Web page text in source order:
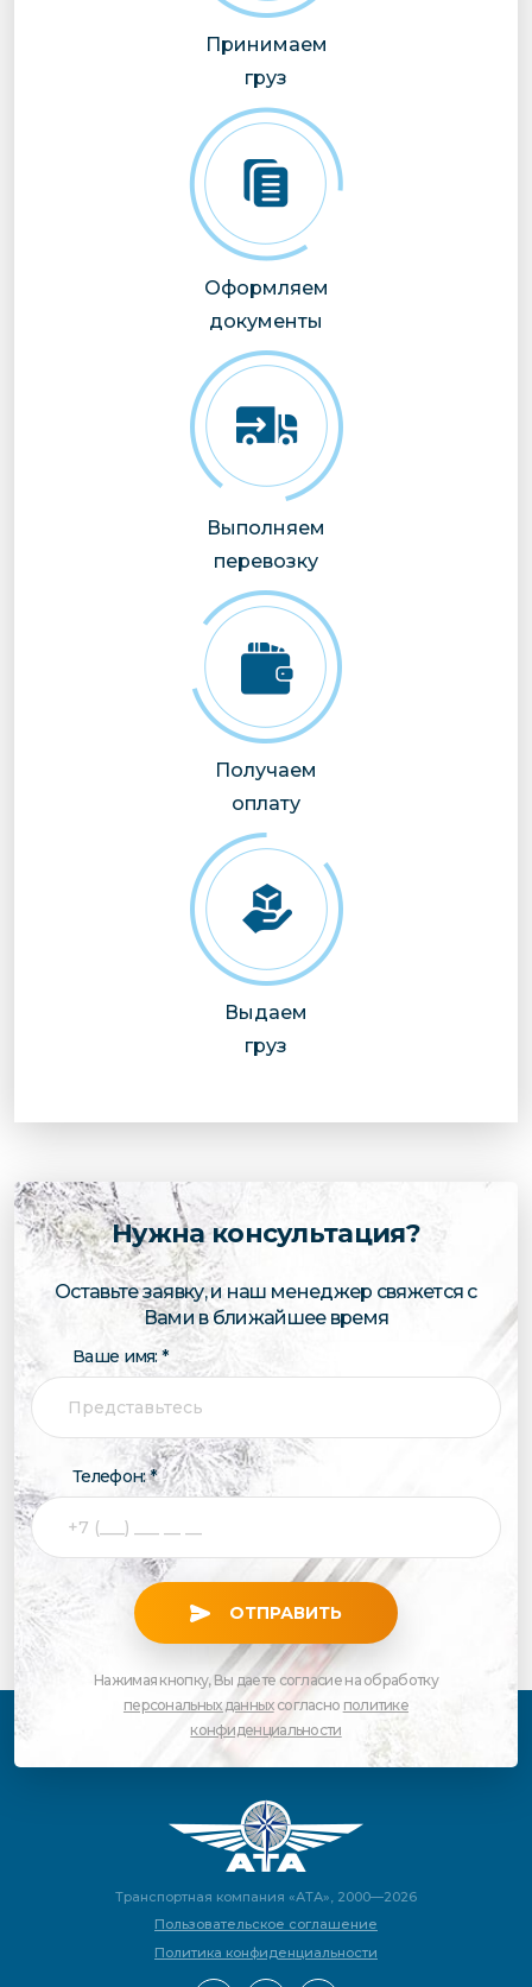
Принимаем
груз
Оформляем
документы
Выполняем
перевозку
Получаем
оплату
Выдаем
груз
Нужна консультация?
Оставьте заявку, и наш менеджер свяжется с
Вами в ближайшее время
Ваше имя: *
Телефон: *
ОТПРАВИТЬ
Нажимая кнопку, Вы даете согласие на обработку
персональных данныхсогласно политике
конфиденциальности
Транспортная компания «АТА», 2000—2026
Пользовательское соглашение
Политика конфиденциальности